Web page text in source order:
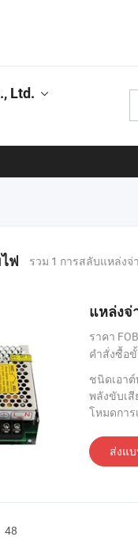
Ltd.
ฟ รวม 1 การสลับแหล่ง
แหล่งจ่
ราคา
คำสั่งซื้อ
ชนิดเอา
พลังขับเสี
โหมดการ
ส่งแ
48